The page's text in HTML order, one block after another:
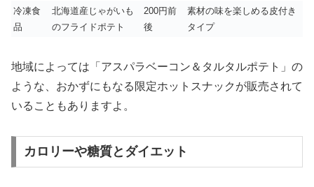
冷凍食
品
北海道産じゃがいも
のフライドポテト
200円前
後
素材の味を楽しめる皮付き
タイプ
地域によっては「アスパラベーコン＆タルタルポテト」の
ような、おかずにもなる限定ホットスナックが販売されて
いることもありますよ。
カロリーや糖質とダイエット